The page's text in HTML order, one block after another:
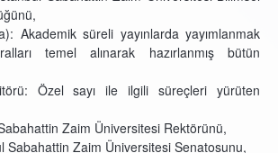
Akademik süreli yayınlarda yayımlanmak
temel alınarak hazırlanmış bütün
Özel sayı ile ilgili süreçleri yürüten
Zaim Üniversitesi Rektörünü,
Sabahattin Zaim Üniversitesi Senatosunu,